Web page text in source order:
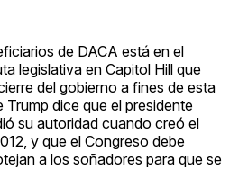
de DACA está en el
legislativa en Capitol Hill que
del gobierno a fines de esta
Trump dice que el presidente
su autoridad cuando creó el
y que el Congreso debe
a los soñadores para que se